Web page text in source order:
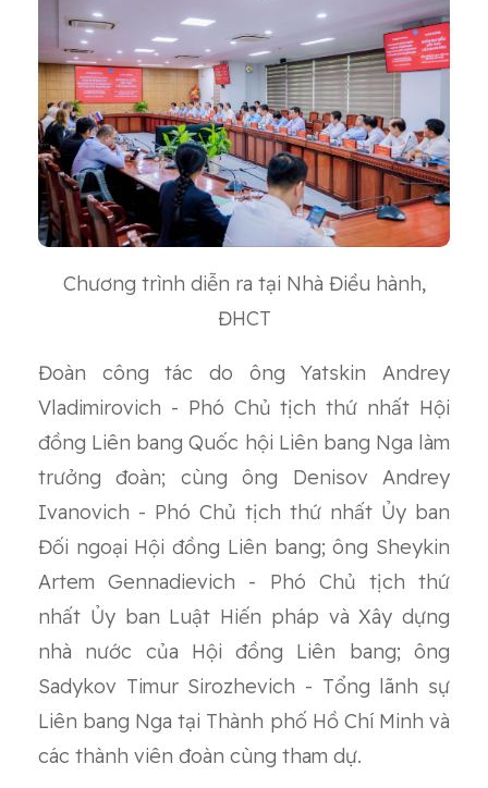
Chương trình diễn ra tại Nhà Điều hành,
ĐHCT
Đoàn công tác do ông Yatskin Andrey
Vladimirovich - Phó Chủ tịch thứ nhất Hội
đồng Liên bang Quốc hội Liên bang Nga làm
trưởng đoàn; cùng ông Denisov Andrey
Ivanovich - Phó Chủ tịch thứ nhất Ủy ban
Đối ngoại Hội đồng Liên bang; ông Sheykin
Artem Gennadievich - Phó Chủ tịch thứ
nhất Ủy ban Luật Hiến pháp và Xây dựng
nhà nước của Hội đồng Liên bang; ông
Sadykov Timur Sirozhevich - Tổng lãnh sự
Liên bang Nga tại Thành phố Hồ Chí Minh và
các thành viên đoàn cùng tham dự.